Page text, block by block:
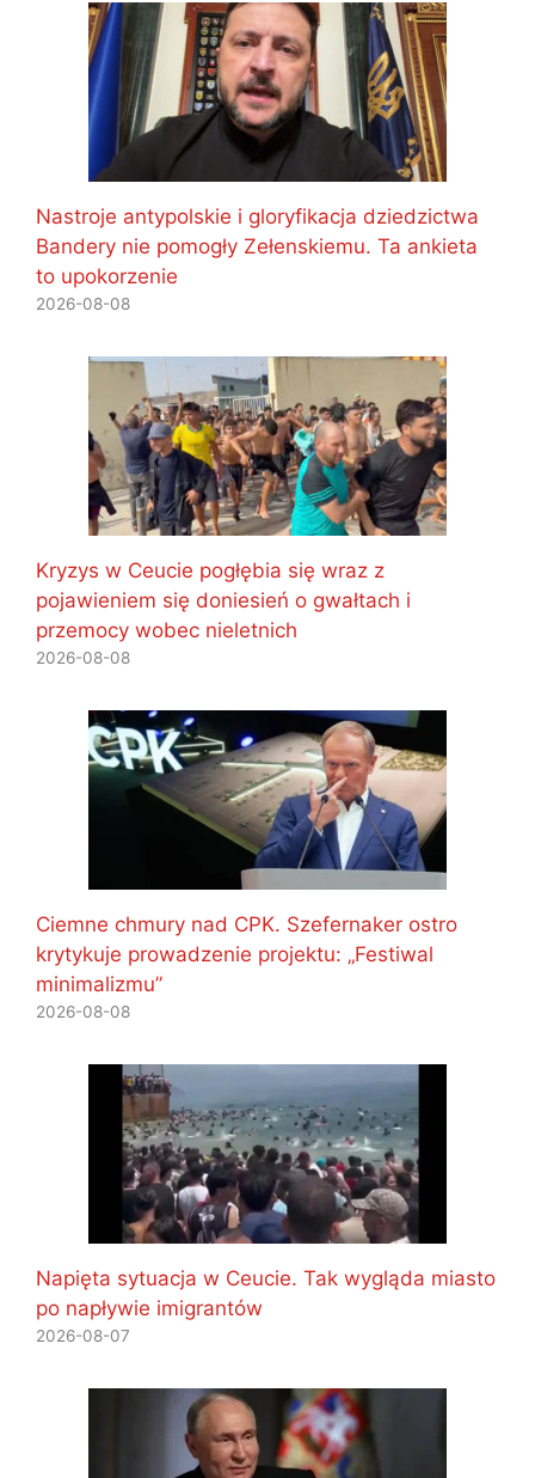
Nastroje antypolskie i gloryfikacja dziedzictwa
Bandery nie pomogły Zełenskiemu. Ta ankieta
to upokorzenie
2026-08-08
Kryzys w Ceucie pogłębia się wraz z
pojawieniem się doniesień o gwałtach i
przemocy wobec nieletnich
2026-08-08
Ciemne chmury nad CPK. Szefernaker ostro
krytykuje prowadzenie projektu: „Festiwal
minimalizmu”
2026-08-08
Napięta sytuacja w Ceucie. Tak wygląda miasto
po napływie imigrantów
2026-08-07